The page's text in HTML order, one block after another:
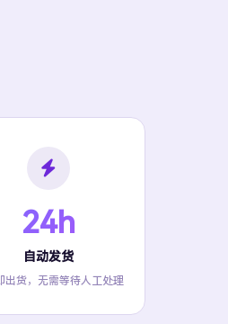
24h
自动发货
出货，无需等待人工处理